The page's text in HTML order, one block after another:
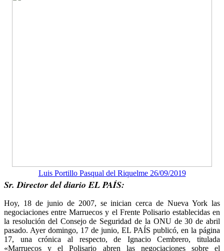
Luis Portillo Pasqual del Riquelme 26/09/2019
Sr. Director del diario EL PAÍS:
Hoy, 18 de junio de 2007, se inician cerca de Nueva York las
negociaciones entre Marruecos y el Frente Polisario establecidas en
la resolución del Consejo de Seguridad de la ONU de 30 de abril
pasado. Ayer domingo, 17 de junio, EL PAÍS publicó, en la página
17, una crónica al respecto, de Ignacio Cembrero, titulada
«Marruecos y el Polisario abren las negociaciones sobre el